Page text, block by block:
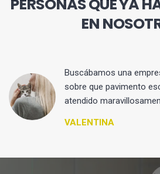
EN
Buscábamos una
sobre que pavimento
atendido
VALENTINA